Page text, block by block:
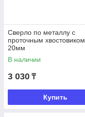
Сверло по металлу с
проточным хвостовиком,
20мм
В наличии
3 030 ₸
Купить